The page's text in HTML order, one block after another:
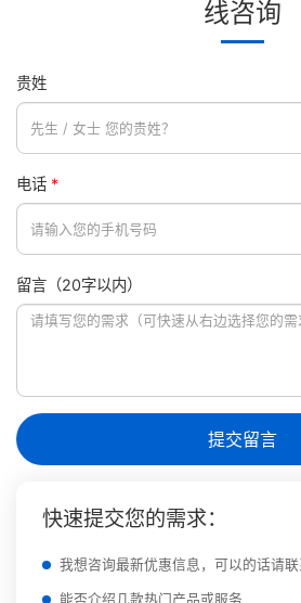
线咨询
贵姓
电话 *
留言（20字以内）
提交留言
快速提交您的需求：
我想咨询最新优惠信息，可以的话请
能否介绍几款热门产品或服务